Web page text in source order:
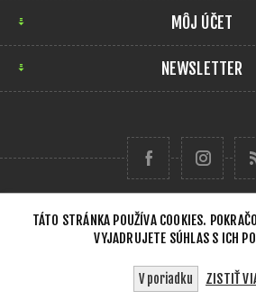
MÔJ ÚČET
NEWSLETTER
vyhradené.
TÁTO STRÁNKA POUŽÍVA COOKIES.
VYJADRUJETE SÚHLAS S ICH
V poriadku ZISTIŤ